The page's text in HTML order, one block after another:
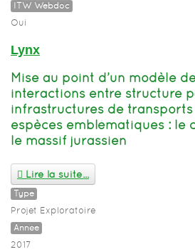
ITW Webdoc
Oui
Lynx
Mise au point d’un modèle
interactions entre structure
infrastructures de
espèces emblématiques : le
le massif jurassien
Lire la suite...
Type
Projet Exploratoire
Année
2017